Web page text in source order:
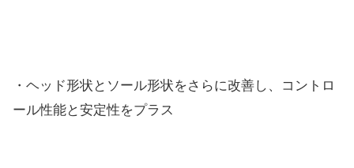
・ヘッド形状とソール形状をさらに改善し、コントロ
ール性能と安定性をプラス